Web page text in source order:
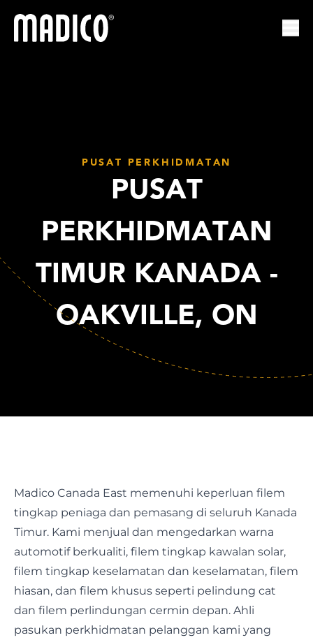
Madico
PUSAT PERKHIDMATAN
PUSAT
PERKHIDMATAN
TIMUR KANADA -
OAKVILLE, ON
Madico Canada East memenuhi keperluan filem
tingkap peniaga dan pemasang di seluruh Kanada
Timur. Kami menjual dan mengedarkan warna
automotif berkualiti, filem tingkap kawalan solar,
filem tingkap keselamatan dan keselamatan, filem
hiasan, dan filem khusus seperti pelindung cat
dan filem perlindungan cermin depan. Ahli
pasukan perkhidmatan pelanggan kami yang